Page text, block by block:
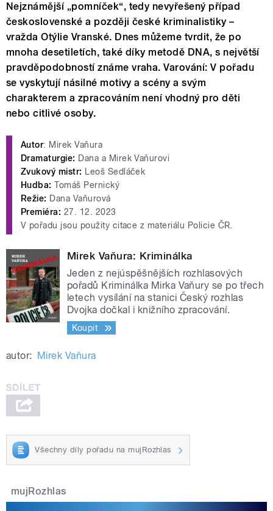
Nejznámější „pomníček“, tedy nevyřešený případ
československé a později české kriminalistiky –
vražda Otýlie Vranské. Dnes můžeme tvrdit, že po
mnoha desetiletích, také díky metodě DNA, s největší
pravděpodobností známe vraha. Varování: V pořadu
se vyskytují násilné motivy a scény a svým
charakterem a zpracováním není vhodný pro děti
nebo citlivé osoby.
Autor: Mirek Vaňura
Dramaturgie: Dana a Mirek Vaňurovi
Zvukový mistr: Leoš Sedláček
Hudba: Tomáš Pernický
Režie: Dana Vaňurová
Premiéra: 27. 12. 2023
V pořadu jsou použity citace z materiálu Policie ČR.
Mirek Vaňura: Kriminálka
Jeden z nejúspěšnějších rozhlasových
pořadů Kriminálka Mirka Vaňury se po třech
letech vysílání na stanici Český rozhlas
Dvojka dočkal i knižního zpracování.
Koupit
autor: Mirek Vaňura
Všechny díly pořadu na mujRozhlas
mujRozhlas